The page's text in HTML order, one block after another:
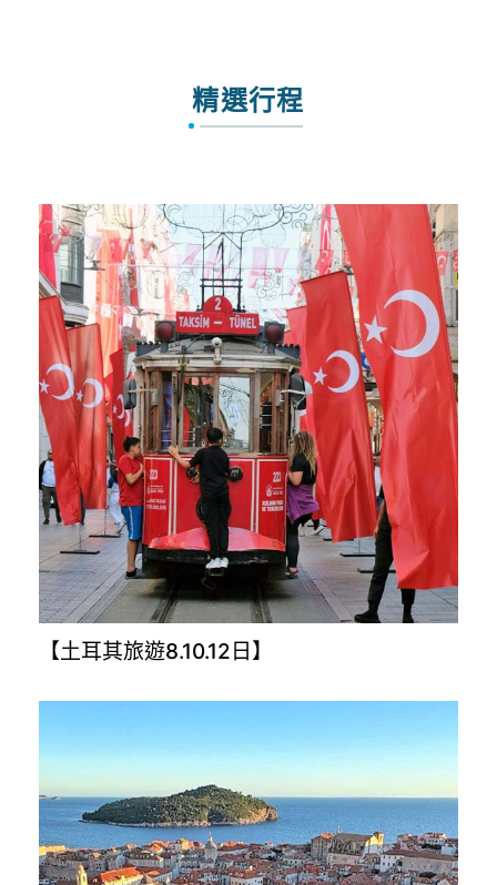
精選行程
【土耳其旅遊8.10.12日】